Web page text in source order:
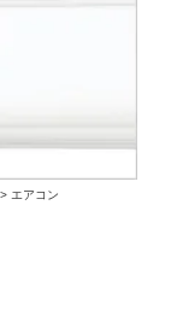
> エアコン